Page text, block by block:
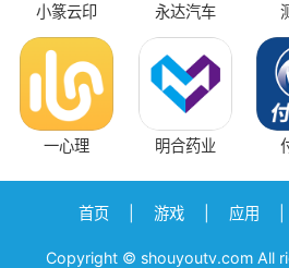
小篆云印 永达汽车
一心理 明合药业
首页 游戏 应用
Copyright © shouyoutv.com All